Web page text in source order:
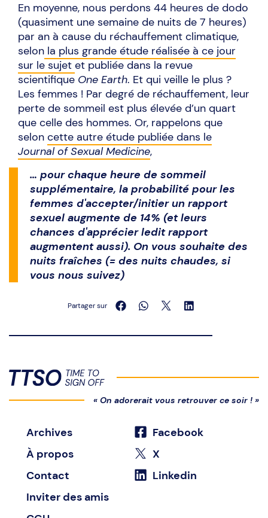
En moyenne, nous perdons 44 heures de dodo
(quasiment une semaine de nuits de 7 heures)
par an à cause du réchauffement climatique,
selon la plus grande étude réalisée à ce jour
sur le sujet et publiée dans la revue
scientifique One Earth. Et qui veille le plus ?
Les femmes ! Par degré de réchauffement, leur
perte de sommeil est plus élevée d’un quart
que celle des hommes. Or, rappelons que
selon cette autre étude publiée dans le
Journal of Sexual Medicine,
… pour chaque heure de sommeil
supplémentaire, la probabilité pour les
femmes d'accepter/initier un rapport
sexuel augmente de 14% (et leurs
chances d'apprécier ledit rapport
augmentent aussi). On vous souhaite des
nuits fraîches (= des nuits chaudes, si
vous nous suivez)
Partager sur
« On adorerait vous retrouver ce soir ! »
Archives
À propos
Contact
Inviter des amis
Facebook
X
Linkedin